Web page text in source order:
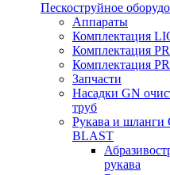
Пескоструйное
Аппараты
Комплектация
Комплектация
Комплектация
Запчасти
Насадки GN
труб
Рукава и шланги
BLAST
рукава